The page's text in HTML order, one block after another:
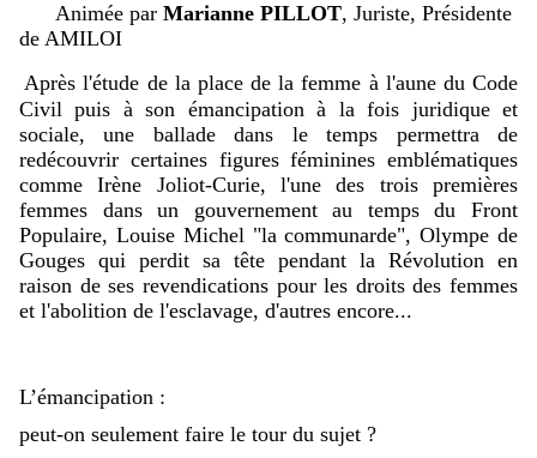
Animée par Marianne PILLOT, Juriste, Présidente
de AMILOI
Après l'étude de la place de la femme à l'aune du Code
Civil puis à son émancipation à la fois juridique et
sociale, une ballade dans le temps permettra de
redécouvrir certaines figures féminines emblématiques
comme Irène Joliot-Curie, l'une des trois premières
femmes dans un gouvernement au temps du Front
Populaire, Louise Michel "la communarde", Olympe de
Gouges qui perdit sa tête pendant la Révolution en
raison de ses revendications pour les droits des femmes
et l'abolition de l'esclavage, d'autres encore...
L’émancipation :
peut-on seulement faire le tour du sujet ?